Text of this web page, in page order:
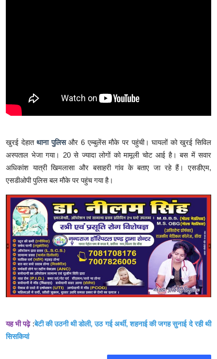
खुरई देहातथाना पुलिस और 6 एम्बुलेंस मौके पर पहुंची। घायलों को खुरई सिविल
अस्पताल भेजा गया। 20 से ज्यादा लोगों को मामूली चोट आई है। बस में सवार
अधिकांश यात्री खिमलासा और बसाहरी गांव के बताए जा रहे हैं। एसडीएम,
एसडीओपी पुलिस बल मौके पर पहुंच गया है।
यह भी पढ़े :बेटी की उठनी थी डोली, उठ गई अर्थी, शहनाई की जगह सुनाई दे रही थी
सिसकियां